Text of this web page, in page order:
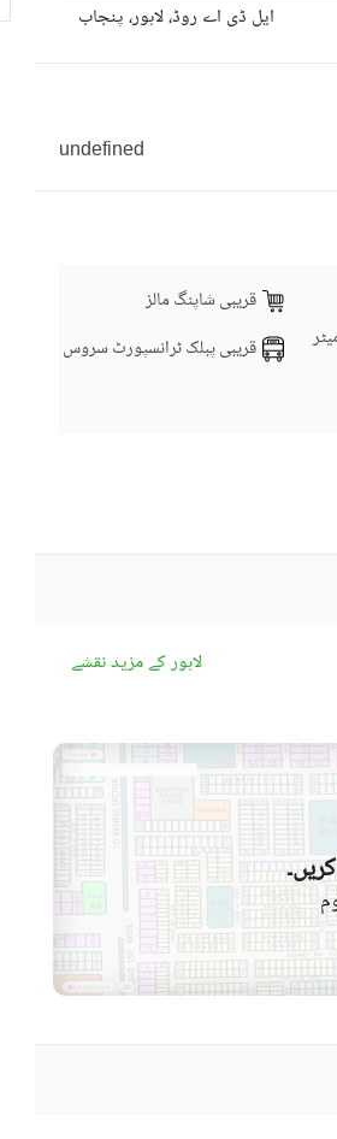
ایل ڈی اے روڈ، لاہور، پنجاب
undefined
قریبی شاپنگ مالز
قریبی پبلک ٹرانسپورٹ سروس
لاہور کے مزید نقشے